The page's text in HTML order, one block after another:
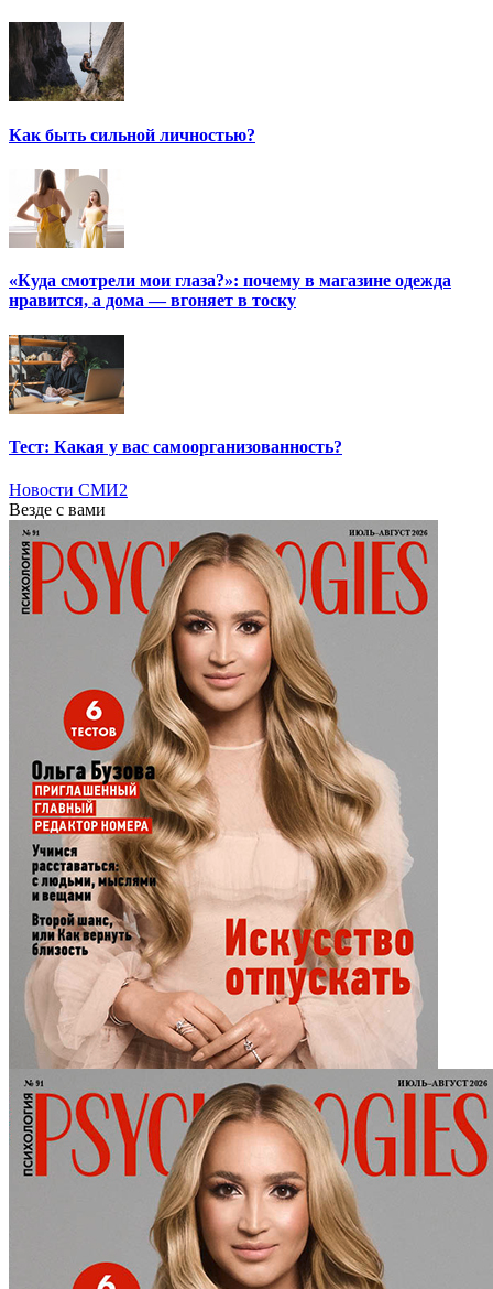
Как быть сильной личностью?
«Куда смотрели мои глаза?»: почему в магазине одежда
нравится, а дома — вгоняет в тоску
Тест: Какая у вас самоорганизованность?
Новости СМИ2
Везде с вами